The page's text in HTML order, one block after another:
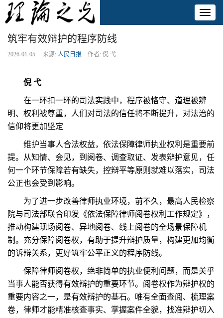
筑牢有效辩护的程序防线
2026-01-05 来源: 人民日报 作者: 倪 弋
倪 弋
在一环扣一环的司法实践中，程序被恪守、道理被辨
明、权利被尊重，人们对司法的信任将不断提升，对法治的
信仰将更加坚定
维护当事人合法权益，依法保障律师执业权利是重要前
提。从知情、会见，到阅卷、调查取证、发表辩护意见，任
何一个环节保障若有缺失，控辩平等原则就难以落实，司法
公正也会受到影响。
为了进一步改善律师执业环境，前不久，最高人民检察
院与司法部联合印发《依法保障律师阅卷权利工作规定》，
推动构建现场阅卷、异地阅卷、线上阅卷的全场景保障机
制。充分保障阅卷权，有助于提升辩护质量，构建更加均衡
的诉辩关系，更好筑牢公平正义的程序防线。
保障律师阅卷权，绝非简单的执业便利问题，而是关乎
当事人能否获得有效辩护的重要环节。阅卷权作为辩护权的
重要内容之一，是有效辩护的基石。唯有全面查阅、梳理案
卷，律师才能精准核查事实、掌握案件全貌，找准辩护切入